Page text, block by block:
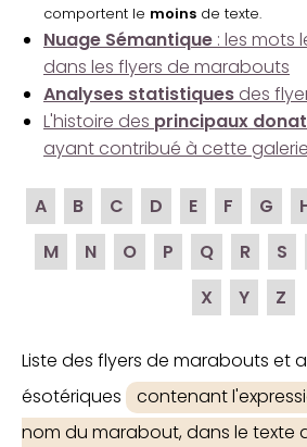
comportent le moins de texte.
Nuage Sémantique : les mots
dans les flyers de marabouts
Analyses statistiques des
L'histoire des principaux
ayant contribué à cette galerie
A B C D E F G
M
N O P Q R S
X
Y Z
Liste des flyers de marabouts et
ésotériques
contenant
nom du marabout, dans le texte